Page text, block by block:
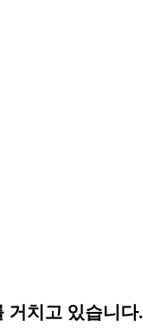
거치고 있습니다.